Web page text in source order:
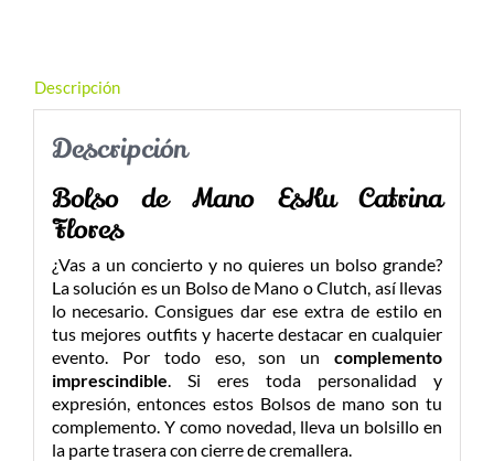
Descripción
Descripción
Bolso de Mano EsKu Catrina
Flores
¿Vas a un concierto y no quieres un bolso grande?
La solución es un Bolso de Mano o Clutch, así llevas
lo necesario. Consigues dar ese extra de estilo en
tus mejores outfits y hacerte destacar en cualquier
evento. Por todo eso, son uncomplemento
imprescindible . Si eres toda personalidad y
expresión, entonces estos Bolsos de mano son tu
complemento. Y como novedad, lleva un bolsillo en
la parte trasera con cierre de cremallera.